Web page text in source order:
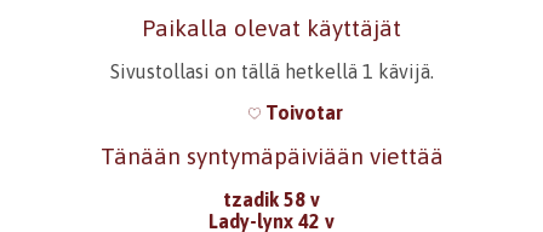
Paikalla olevat käyttäjät
Sivustollasi on tällä hetkellä 1 kävijä.
Toivotar
Tänään syntymäpäiviään viettää
tzadik 58 v
Lady-lynx 42 v